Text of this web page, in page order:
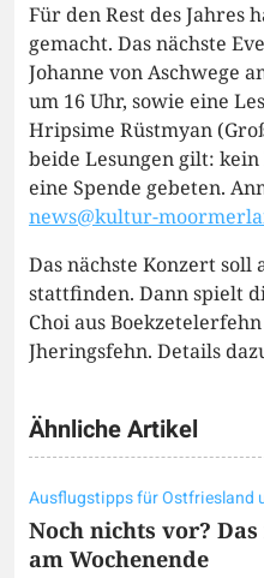
Für den Rest des Jahres
gemacht. Das nächste
Johanne von Aschwege
um 16 Uhr, sowie eine
Hripsime Rüstmyan
beide Lesungen gilt:
eine Spende gebeten.
news@kultur-
Das nächste Konzert soll
stattfinden. Dann spielt
Choi aus
Jheringsfehn. Details
Ähnliche Artikel
Ausflugstipps für Ostfriesland
Noch nichts vor?
am Wochenende